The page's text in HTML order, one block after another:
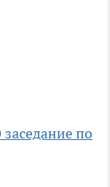
заседание по